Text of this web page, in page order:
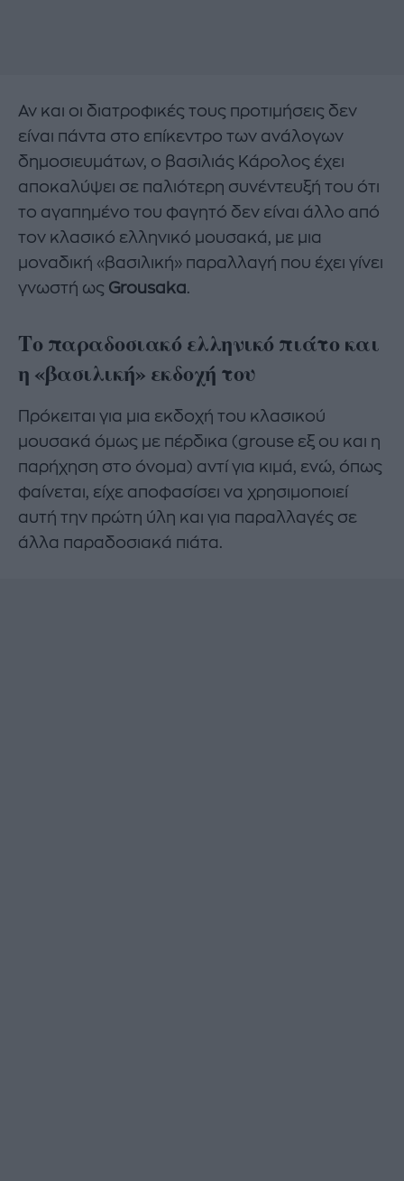
Αν και οι διατροφικές τους προτιμήσεις δεν
είναι πάντα στο επίκεντρο των ανάλογων
δημοσιευμάτων, ο βασιλιάς Κάρολος έχει
αποκαλύψει σε παλιότερη συνέντευξή του ότι
το αγαπημένο του φαγητό δεν είναι άλλο από
τον κλασικό ελληνικό μουσακά, με μια
μοναδική «βασιλική» παραλλαγή που έχει γίνει
γνωστή ως Grousaka.
Το παραδοσιακό ελληνικό πιάτο και
η «βασιλική» εκδοχή του
Πρόκειται για μια εκδοχή του κλασικού
μουσακά όμως με πέρδικα (grouse εξ ου και η
παρήχηση στο όνομα) αντί για κιμά, ενώ, όπως
φαίνεται, είχε αποφασίσει να χρησιμοποιεί
αυτή την πρώτη ύλη και για παραλλαγές σε
άλλα παραδοσιακά πιάτα.